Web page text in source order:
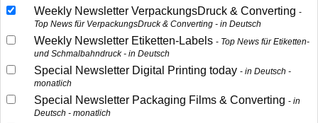
Weekly Newsletter VerpackungsDruck & Converting
Top News für VerpackungsDruck & Converting - in Deutsch
Weekly Newsletter Etiketten-Labels
Top News für Etiketten-
und Schmalbahndruck - in Deutsch
Special Newsletter Digital Printing today
in Deutsch -
monatlich
Special Newsletter Packaging Films & Converting
in
Deutsch - monatlich